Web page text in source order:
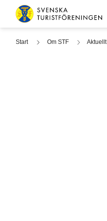
Hoppa till innehåll
Svenska Turistföreningen
Start Om STF Aktuellt